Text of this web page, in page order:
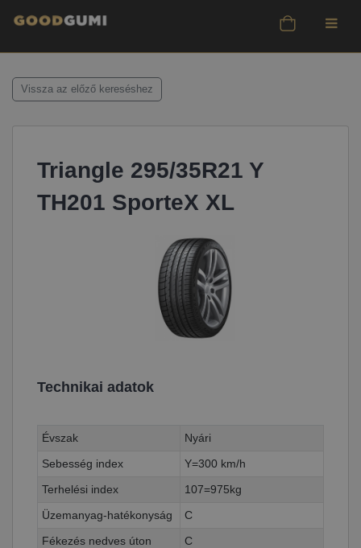
Vissza az előző kereséshez
Triangle 295/35R21 Y
TH201 SporteX XL
Technikai adatok
Évszak
Nyári
Sebesség index
Y=300 km/h
Terhelési index
107=975kg
Üzemanyag-hatékonyság
C
Fékezés nedves úton
C